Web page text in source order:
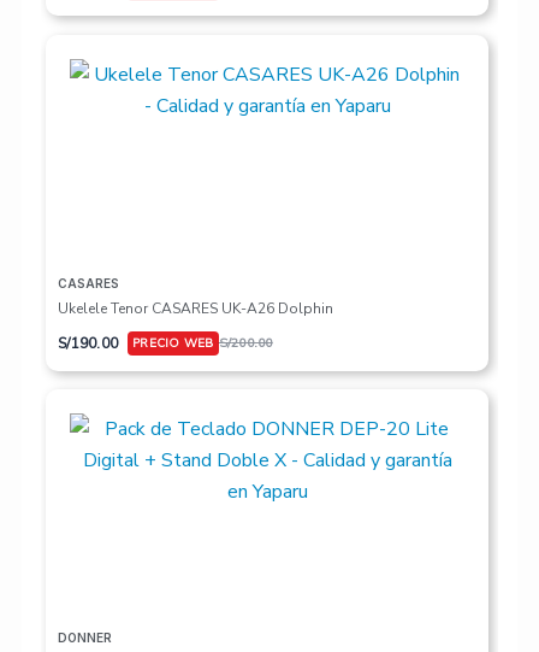
CASARES
Ukelele Tenor CASARES UK-A26 Dolphin
S/200.00
S/190.00
DONNER